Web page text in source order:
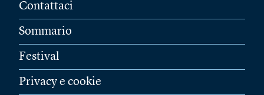
Contattaci
Sommario
Festival
Privacy e cookie